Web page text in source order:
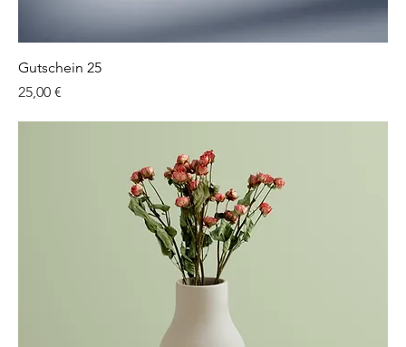
Gutschein 25
Preis
25,00 €